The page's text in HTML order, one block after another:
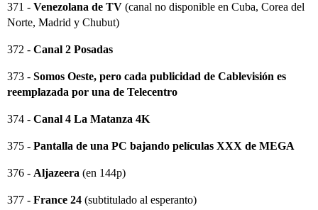
371 - Venezolana de TV (canal no disponible en Cuba, Corea del
Norte, Madrid y Chubut)
372 - Canal 2 Posadas
373 - Somos Oeste, pero cada publicidad de Cablevisión es
reemplazada por una de Telecentro
374 - Canal 4 La Matanza 4K
375 - Pantalla de una PC bajando películas XXX de MEGA
376 - Aljazeera (en 144p)
377 - France 24 (subtitulado al esperanto)